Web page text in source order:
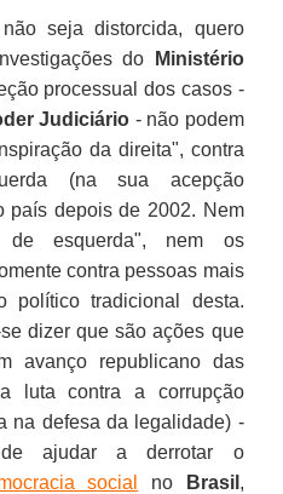
seja distorcida, quero
do
Ministério
processual dos casos -
Judiciário - não podem
da direita", contra
(na sua acepção
país depois de 2002. Nem
de esquerda", nem os
contra pessoas mais
político tradicional desta.
dizer que são ações que
avanço republicano das
luta contra a corrupção
na defesa da legalidade) -
ajudar a derrotar o
social no Brasil ,